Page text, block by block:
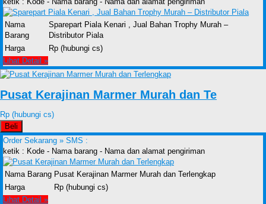
Nama
Barang
Sparepart Piala Kenari , Jual Bahan Trophy Murah –
Distributor Piala
Harga
Rp (hubungi cs)
Lihat Detail »
Pusat Kerajinan Marmer Murah dan Te
Rp (hubungi cs)
Beli
Order Sekarang » SMS :
ketik : Kode - Nama barang - Nama dan alamat pengiriman
Nama Barang Pusat Kerajinan Marmer Murah dan Terlengkap
Harga
Rp (hubungi cs)
Lihat Detail »